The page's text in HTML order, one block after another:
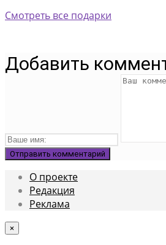
Смотреть все подарки
Добавить
О проекте
Редакция
Реклама
×